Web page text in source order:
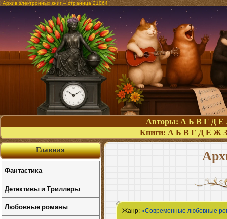
Архив электронных книг – страница 21064
Авторы: А Б В Г Д Е
Книги: А Б В Г Д Е Ж З
Жанр:«Современные любовные
Главная
Фантастика
Детективы и Триллеры
Любовные романы